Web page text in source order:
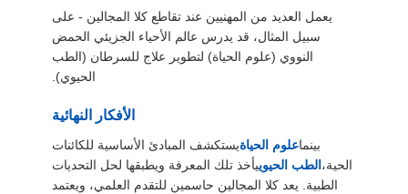
يعمل العديد من المهنيين عند تقاطع كلا المجالين - على
سبيل المثال، قد يدرس عالم الأحياء الجزيئي الحمض
النووي (علوم الحياة) لتطوير علاج للسرطان (الطب
الحيوي).
الأفكار النهائية
بينماعلوم الحياةيستكشف المبادئ الأساسية للكائنات
الحية، الطب الحيوييأخذ تلك المعرفة ويطبقها لحل التحديات
الطبية. يعد كلا المجالين حاسمين للتقدم العلمي، ويعتمد